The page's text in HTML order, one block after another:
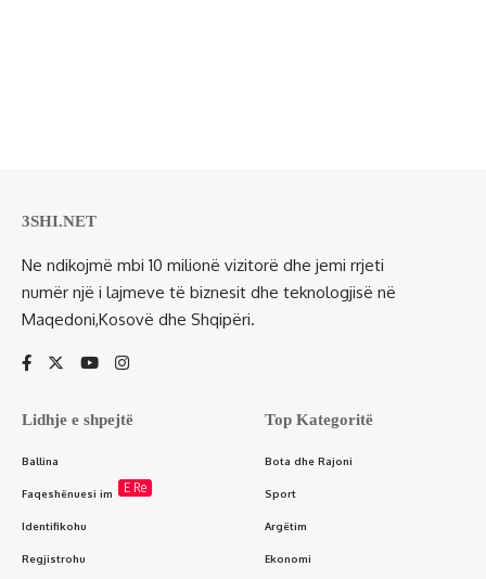
3SHI.NET
Ne ndikojmë mbi 10 milionë vizitorë dhe jemi rrjeti
numër një i lajmeve të biznesit dhe teknologjisë në
Maqedoni,Kosovë dhe Shqipëri.
Lidhje e shpejtë
Ballina
Faqeshënuesi im E Re
Identifikohu
Regjistrohu
Top Kategoritë
Bota dhe Rajoni
Sport
Argëtim
Ekonomi